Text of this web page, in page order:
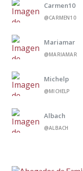
Carmen10
@CARMEN10
Mariamar
@MARIAMAR
Michelp
@MICHELP
Albach
@ALBACH